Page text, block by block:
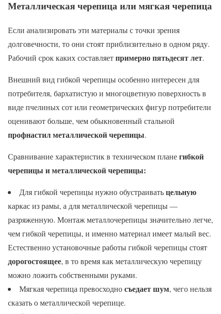
Металлическая черепица или мягкая черепица
Если анализировать эти материалы с точки зрения
долговечности, то они стоят приблизительно в одном ряду.
Рабочий срок каких составляетпримерно пятьдесят лет.
Внешний вид гибкой черепицы особенно интересен для
потребителя, бархатистую и многоцветную поверхность в
виде пчелиных сот или геометрических фигур потребители
оценивают больше, чем обыкновенный стальной
профнастил металлической черепицы.
Сравнивание характеристик в техническом планегибкой
черепицы и металлической черепицы:
Для гибкой черепицы нужно обустраиватьцельную
каркас из рамы, а для металлической черепицы —
разряженную. Монтаж металлочерепицы значительно легче,
чем гибкой черепицы, и именно материал имеет малый вес.
Естественно установочные работы гибкой черепицы стоят
дорогостоящее, в то время как металлическую черепицу
можно ложить собственными руками.
Мягкая черепица превосходносъедает шум, чего нельзя
сказать о металлической черепице.